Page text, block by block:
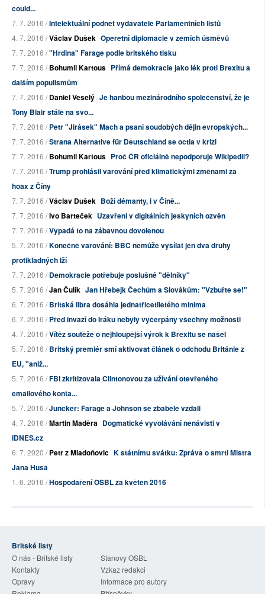
could...
7. 7. 2016 /Intelektuální podnět vydavatele Parlamentních listů
4. 7. 2016 /Václav Dušek Operetní diplomacie v zemích úsměvů
7. 7. 2016 /"Hrdina" Farage podle britského tisku
7. 7. 2016 /Bohumil Kartous Přímá demokracie jako lék proti Brexitu a
dalším populismům
7. 7. 2016 /Daniel Veselý Je hanbou mezinárodního společenství, že je
Tony Blair stále na svo...
7. 7. 2016 /Petr "Jirásek" Mach a psaní soudobých dějin evropských...
7. 7. 2016 /Strana Alternative für Deutschland se octla v krizi
7. 7. 2016 /Bohumil Kartous Proč ČR oficiálně nepodporuje Wikipedii?
7. 7. 2016 /Trump prohlásil varování před klimatickými změnami za
hoax z Číny
7. 7. 2016 /Václav Dušek Boží démanty, i v Číně...
7. 7. 2016 /Ivo Barteček Uzavřeni v digitálních jeskyních ozvěn
7. 7. 2016 /Vypadá to na zábavnou dovolenou
5. 7. 2016 /Konečně varování: BBC nemůže vysílat jen dva druhy
protikladných lží
7. 7. 2016 /Demokracie potřebuje poslušné "dělníky"
5. 7. 2016 /Jan Čulík Jan Hřebejk Čechům a Slovákům: "Vzbuřte se!"
6. 7. 2016 /Britská libra dosáhla jednatřicetiletého minima
6. 7. 2016 /Před invazí do Iráku nebyly vyčerpány všechny možnosti
4. 7. 2016 /Vítěz soutěže o nejhloupější výrok k Brexitu se našel
5. 7. 2016 /Britský premiér smí aktivovat článek o odchodu Británie z
EU, "aniž...
5. 7. 2016 /FBI zkritizovala Clintonovou za užívání otevřeného
emailového konta...
5. 7. 2016 /Juncker: Farage a Johnson se zbaběle vzdali
4. 7. 2016 /Martin Maděra Dogmatické vyvolávání nenávisti v
iDNES.cz
6. 7. 2020 /Petr z Mladoňovic K státnímu svátku: Zpráva o smrti Mistra
Jana Husa
1. 6. 2016 /Hospodaření OSBL za květen 2016
Britské listy
O nás - Britské listy
Stanovy OSBL
Kontakty
Vzkaz redakci
Opravy
Informace pro autory